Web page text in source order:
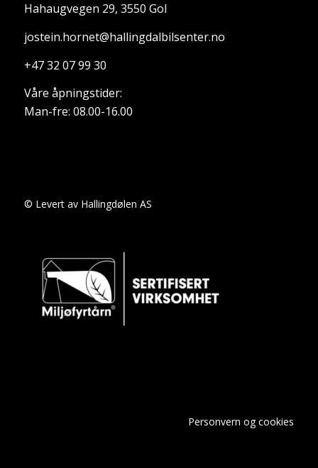
Hahaugvegen 29, 3550 Gol
jostein.hornet@hallingdalbilsenter.no
+47 32 07 99 30
Våre åpningstider:
Man-fre: 08.00-16.00
© Levert av Hallingdølen AS
Personvern og cookies